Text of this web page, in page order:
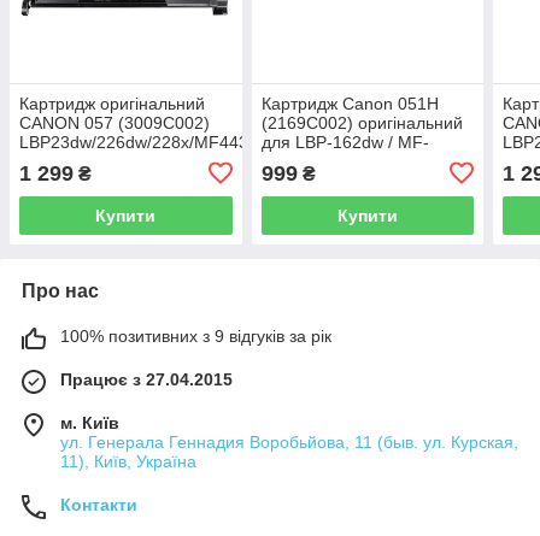
Картридж оригінальний
CANON 057 (3009C002)
LBP23dw/226dw/228x/MF443/445/446/449
з заправкою, з заправкою
1 299 ₴
Купити
Картридж Canon 051H
(2169C002) оригінальний
для LBP-162dw / MF-
264DW / MF-267dw / MF-
269
999₴
Купити
1
Про нас
100% позитивних з 9 відгуків за рік
Працює з 27.04.2015
м. Київ
ул. Генерала Геннадия Воробьйова, 11 (быв. ул. Курская,
11), Київ, Україна
Контакти